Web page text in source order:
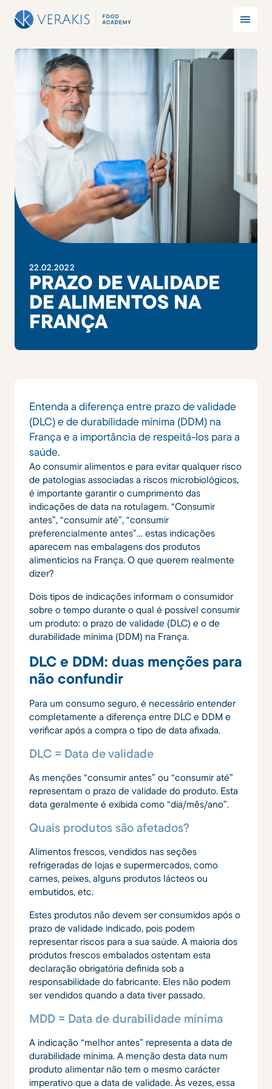
22.02.2022
PRAZO DE VALIDADE
DE ALIMENTOS NA
FRANÇA
Entenda a diferença entre prazo de validade
(DLC) e de durabilidade mínima (DDM) na
França e a importância de respeitá-los para a
saúde.
Ao consumir alimentos e para evitar qualquer risco
de patologias associadas a riscos microbiológicos,
é importante garantir o cumprimento das
indicações de data na rotulagem. “Consumir
antes”, “consumir até”, “consumir
preferencialmente antes”… estas indicações
aparecem nas embalagens dos produtos
alimenticios na França. O que querem realmente
dizer?
Dois tipos de indicações informam o consumidor
sobre o tempo durante o qual é possível consumir
um produto: o prazo de validade (DLC) e o de
durabilidade mínima (DDM) na França.
DLC e DDM: duas menções para
não confundir
Para um consumo seguro, é necessário entender
completamente a diferença entre DLC e DDM e
verificar após a compra o tipo de data afixada.
DLC = Data de validade
As menções “consumir antes” ou “consumir até”
representam o prazo de validade do produto. Esta
data geralmente é exibida como “dia/mês/ano”.
Quais produtos são afetados?
Alimentos frescos, vendidos nas seções
refrigeradas de lojas e supermercados, como
carnes, peixes, alguns produtos lácteos ou
embutidos, etc.
Estes produtos não devem ser consumidos após o
prazo de validade indicado, pois podem
representar riscos para a sua saúde. A maioria dos
produtos frescos embalados ostentam esta
declaração obrigatória definida sob a
responsabilidade do fabricante. Eles não podem
ser vendidos quando a data tiver passado.
MDD = Data de durabilidade mínima
A indicação “melhor antes” representa a data de
durabilidade mínima. A menção desta data num
produto alimentar não tem o mesmo carácter
imperativo que a data de validade. Às vezes, essa